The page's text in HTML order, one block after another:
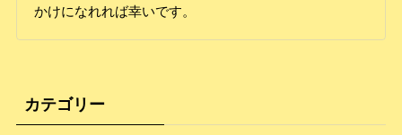
かけになれれば幸いです。
カテゴリー